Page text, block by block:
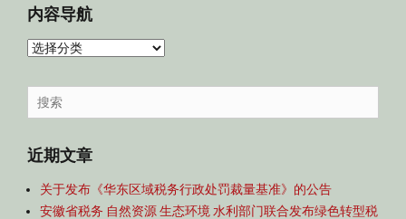
内容导航
内
导
航
Search
for:
近期文章
关于发布《华东区域税务行政处罚裁量基准》的公告
安徽省税务 自然资源 生态环境 水利部门联合发布绿色转型税